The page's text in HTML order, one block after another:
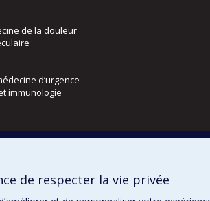
de la douleur
d’urgence
immunologie
de respecter la vie privée